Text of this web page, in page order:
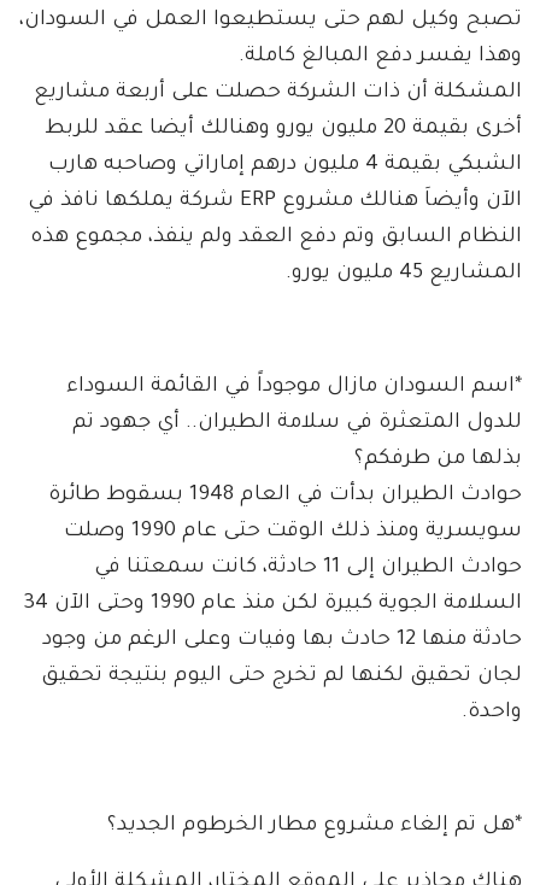
تصبح وكيل لهم حتى يستطيعوا العمل في السودان،
وهذا يفسر دفع المبالغ كاملة.
المشكلة أن ذات الشركة حصلت على أربعة مشاريع
أخرى بقيمة 20 مليون يورو وهنالك أيضا عقد للربط
الشبكي بقيمة 4 مليون درهم إماراتي وصاحبه هارب
الآن وأيضاَ هنالك مشروع ERP شركة يملكها نافذ في
النظام السابق وتم دفع العقد ولم ينفذ، مجموع هذه
المشاريع 45 مليون يورو.
*اسم السودان مازال موجوداً في القائمة السوداء
للدول المتعثرة في سلامة الطيران.. أي جهود تم
بذلها من طرفكم؟
حوادث الطيران بدأت في العام 1948 بسقوط طائرة
سويسرية ومنذ ذلك الوقت حتى عام 1990 وصلت
حوادث الطيران إلى 11 حادثة، كانت سمعتنا في
السلامة الجوية كبيرة لكن منذ عام 1990 وحتى الآن 34
حادثة منها 12 حادث بها وفيات وعلى الرغم من وجود
لجان تحقيق لكنها لم تخرج حتى اليوم بنتيجة تحقيق
واحدة.
*هل تم إلغاء مشروع مطار الخرطوم الجديد؟